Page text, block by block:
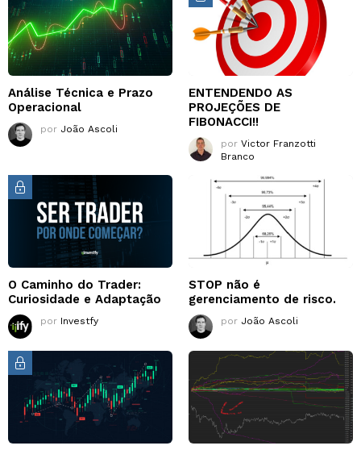
Análise Técnica e Prazo
Operacional
por João Ascoli
ENTENDENDO AS
PROJEÇÕES DE
FIBONACCI!!
por Victor Franzotti
Branco
O Caminho do Trader:
Curiosidade e Adaptação
por Investfy
STOP não é
gerenciamento de risco.
por João Ascoli